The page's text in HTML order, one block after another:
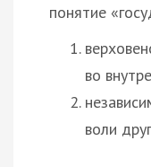
понятие
во
воли